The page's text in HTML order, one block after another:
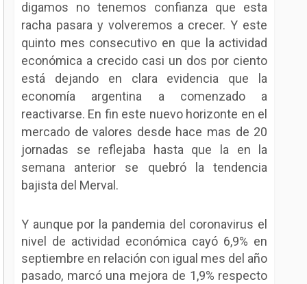
digamos no tenemos confianza que esta
racha pasara y volveremos a crecer. Y este
quinto mes consecutivo en que la actividad
económica a crecido casi un dos por ciento
está dejando en clara evidencia que la
economía argentina a comenzado a
reactivarse. En fin este nuevo horizonte en el
mercado de valores desde hace mas de 20
jornadas se reflejaba hasta que la en la
semana anterior se quebró la tendencia
bajista del Merval.
Y aunque por la pandemia del coronavirus el
nivel de actividad económica cayó 6,9% en
septiembre en relación con igual mes del año
pasado, marcó una mejora de 1,9% respecto